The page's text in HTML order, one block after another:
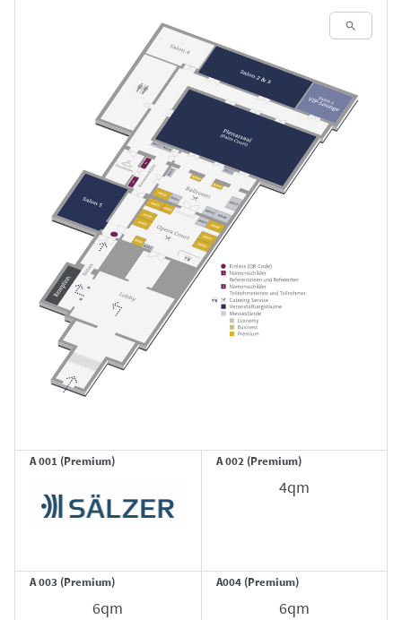
A 001 (Premium) A 002 (Premium)
4qm
A 003 (Premium)
6qm
A004 (Premium)
6qm